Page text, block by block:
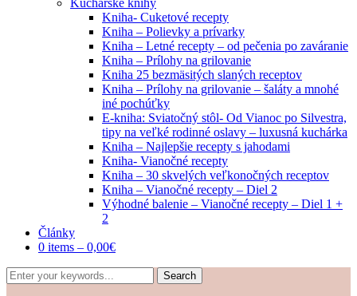
Kuchárske knihy
Kniha- Cuketové recepty
Kniha – Polievky a prívarky
Kniha – Letné recepty – od pečenia po zaváranie
Kniha – Prílohy na grilovanie
Kniha 25 bezmäsitých slaných receptov
Kniha – Prílohy na grilovanie – šaláty a mnohé
iné pochúťky
E-kniha: Sviatočný stôl- Od Vianoc po Silvestra,
tipy na veľké rodinné oslavy – luxusná kuchárka
Kniha – Najlepšie recepty s jahodami
Kniha- Vianočné recepty
Kniha – 30 skvelých veľkonočných receptov
Kniha – Vianočné recepty – Diel 2
Výhodné balenie – Vianočné recepty – Diel 1 +
2
Články
0 items – 0,00€